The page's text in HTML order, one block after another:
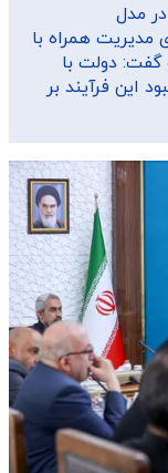
مدل
مدیریت همراه با
گفت: دولت با
این فرآیند بر